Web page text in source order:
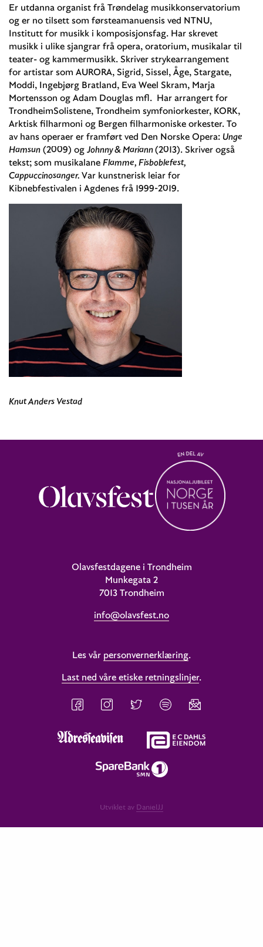
Er utdanna organist frå Trøndelag musikkonservatorium
og er no tilsett som førsteamanuensis ved NTNU,
Institutt for musikk i komposisjonsfag. Har skrevet
musikk i ulike sjangrar frå opera, oratorium, musikalar til
teater- og kammermusikk. Skriver strykearrangement
for artistar som AURORA, Sigrid, Sissel, Åge, Stargate,
Moddi, Ingebjørg Bratland, Eva Weel Skram, Marja
Mortensson og Adam Douglas mfl. Har arrangert for
TrondheimSolistene, Trondheim symfoniorkester, KORK,
Arktisk filharmoni og Bergen filharmoniske orkester. To
av hans operaer er framført ved Den Norske Opera: Unge
Hamsun (2009) og Johnny & Mariann(2013). Skriver også
tekst; som musikalane Flamme, Fisboblefest,
Cappuccinosanger. Var kunstnerisk leiar for
Kibnebfestivalen i Agdenes frå 1999-2019.
Knut Anders Vestad
Olavsfestdagene i Trondheim
Munkegata 2
7013 Trondheim
info@olavsfest.no
Les vår personvernerklæring.
Last ned våre etiske retningslinjer.
Utviklet av DanielJJ